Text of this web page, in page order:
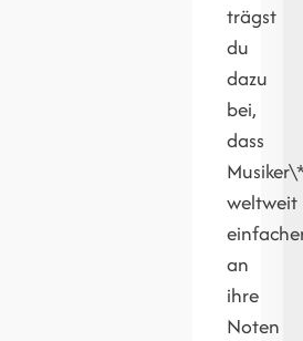
trägst
du
dazu
bei,
dass
weltweit
an
ihre
Noten